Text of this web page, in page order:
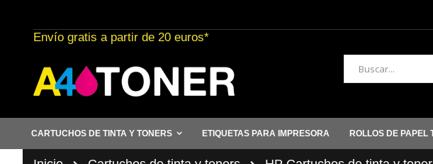
al
contenido
Envío gratis a partir de 20 euros*
Buscar
CARTUCHOS DE TINTA Y TONERS ETIQUETAS PARA IMPRESORA ROLLOS DE PAPEL